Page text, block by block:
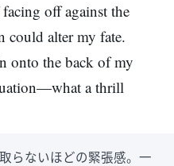
off against the
alter my fate.
onto the back of my
a thrill
らないほどの緊張感。一